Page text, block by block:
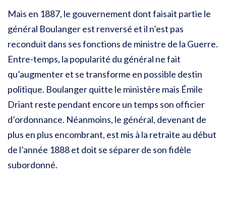
Mais en 1887, le gouvernement dont faisait partie le
général Boulanger est renversé et il n’est pas
reconduit dans ses fonctions de ministre de la Guerre.
Entre-temps, la popularité du général ne fait
qu’augmenter et se transforme en possible destin
politique. Boulanger quitte le ministère mais Émile
Driant reste pendant encore un temps son officier
d’ordonnance. Néanmoins, le général, devenant de
plus en plus encombrant, est mis à la retraite au début
de l’année 1888 et doit se séparer de son fidèle
subordonné.